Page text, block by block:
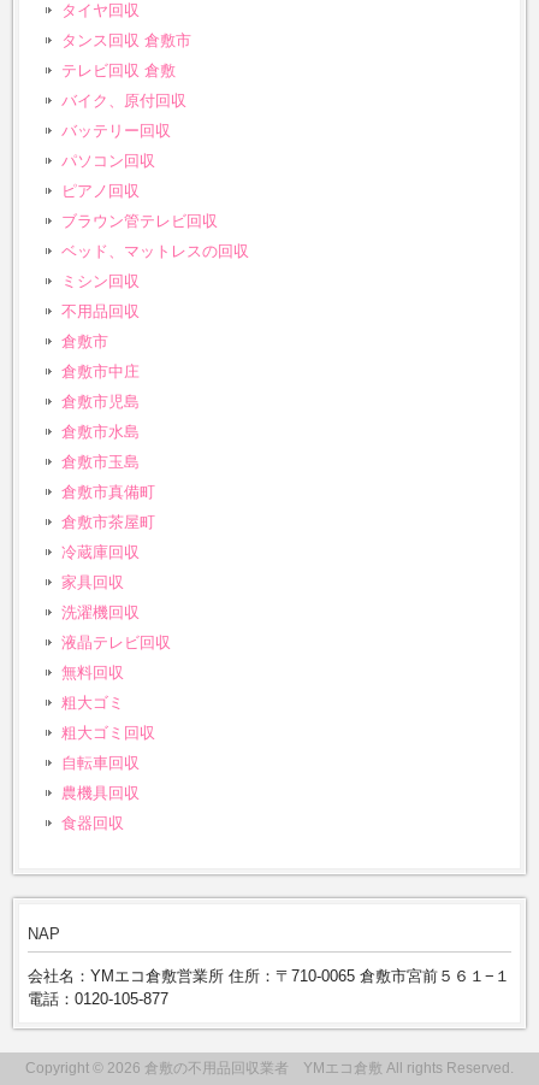
タイヤ回収
タンス回収 倉敷市
テレビ回収 倉敷
バイク、原付回収
バッテリー回収
パソコン回収
ピアノ回収
ブラウン管テレビ回収
ベッド、マットレスの回収
ミシン回収
不用品回収
倉敷市
倉敷市中庄
倉敷市児島
倉敷市水島
倉敷市玉島
倉敷市真備町
倉敷市茶屋町
冷蔵庫回収
家具回収
洗濯機回収
液晶テレビ回収
無料回収
粗大ゴミ
粗大ゴミ回収
自転車回収
農機具回収
食器回収
NAP
会社名：YMエコ倉敷営業所 住所：〒710-0065 倉敷市宮前５６１−１
電話：0120-105-877
Copyright © 2026 倉敷の不用品回収業者 YMエコ倉敷 All rights Reserved.